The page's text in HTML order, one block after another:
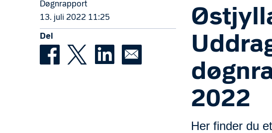
Døgnrapport
13. juli 2022 11:25
Del
2022
Her finder du